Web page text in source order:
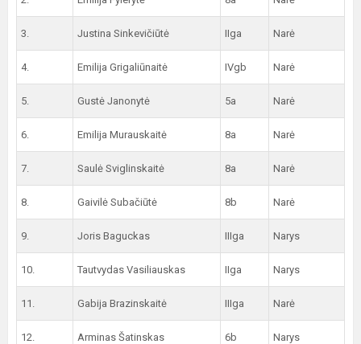
3. Justina Sinkevičiūtė IIga Narė
4. Emilija Grigaliūnaitė IVgb Narė
5. Gustė Janonytė 5a Narė
6. Emilija Murauskaitė 8a Narė
7. Saulė Sviglinskaitė 8a Narė
8. Gaivilė Subačiūtė 8b Narė
9. Joris Baguckas IIIga Narys
10. Tautvydas Vasiliauskas IIga Narys
11. Gabija Brazinskaitė IIIga Narė
12. Arminas Šatinskas 6b Narys